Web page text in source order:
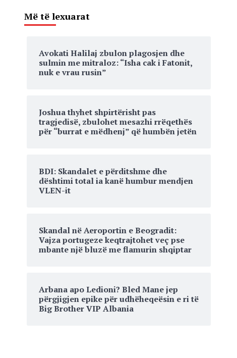
Më të lexuarat
Avokati Halilaj zbulon plagosjen dhe
sulmin me mitraloz: “Isha cak i Fatonit,
nuk e vrau rusin”
Joshua thyhet shpirtërisht pas
tragjedisë, zbulohet mesazhi rrëqethës
për “burrat e mëdhenj” që humbën jetën
BDI: Skandalet e përditshme dhe
dështimi total ia kanë humbur mendjen
VLEN-it
Skandal në Aeroportin e Beogradit:
Vajza portugeze keqtrajtohet veç pse
mbante një bluzë me flamurin shqiptar
Arbana apo Ledioni? Bled Mane jep
përgjigjen epike për udhëheqeësin e ri të
Big Brother VIP Albania